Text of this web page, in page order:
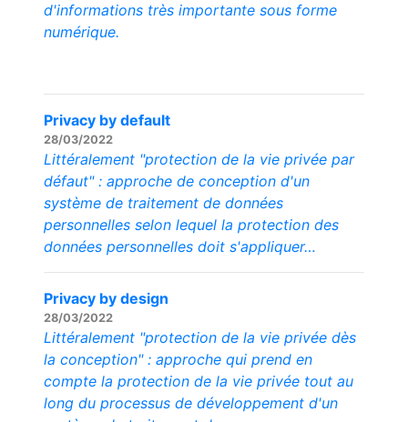
d'informations très importante sous forme
numérique.
Privacy by default
28/03/2022
Littéralement "protection de la vie privée par
défaut" : approche de conception d'un
système de traitement de données
personnelles selon lequel la protection des
données personnelles doit s'appliquer…
Privacy by design
28/03/2022
Littéralement "protection de la vie privée dès
la conception" : approche qui prend en
compte la protection de la vie privée tout au
long du processus de développement d'un